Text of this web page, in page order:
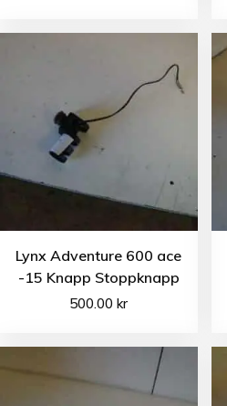
Lynx Adventure 600 ace
-15 Knapp Stoppknapp
500.00kr